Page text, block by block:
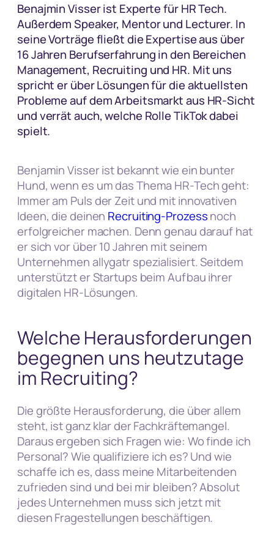
Benajmin Visser ist Experte für HR Tech.
Außerdem Speaker, Mentor und Lecturer. In
seine Vorträge fließt die Expertise aus über
16 Jahren Berufserfahrung in den Bereichen
Management, Recruiting und HR. Mit uns
spricht er über Lösungen für die aktuellsten
Probleme auf dem Arbeitsmarkt aus HR-Sicht
und verrät auch, welche Rolle TikTok dabei
spielt.
Benjamin Visser ist bekannt wie ein bunter
Hund, wenn es um das Thema HR-Tech geht:
Immer am Puls der Zeit und mit innovativen
Ideen, die deinen Recruiting-Prozessnoch
erfolgreicher machen. Denn genau darauf hat
er sich vor über 10 Jahren mit seinem
Unternehmen allygatr spezialisiert. Seitdem
unterstützt er Startups beim Aufbau ihrer
digitalen HR-Lösungen.
Welche Herausforderungen
begegnen uns heutzutage
im Recruiting?
Die größte Herausforderung, die über allem
steht, ist ganz klar der Fachkräftemangel.
Daraus ergeben sich Fragen wie: Wo finde ich
Personal? Wie qualifiziere ich es? Und wie
schaffe ich es, dass meine Mitarbeitenden
zufrieden sind und bei mir bleiben? Absolut
jedes Unternehmen muss sich jetzt mit
diesen Fragestellungen beschäftigen.